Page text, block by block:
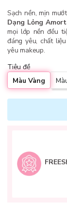
Sạch nền, mịn
Dạng Lỏng
mọi lớp nền đều
đáng yêu, chất
yêu makeup.
Tiêu đề
Màu Vàng